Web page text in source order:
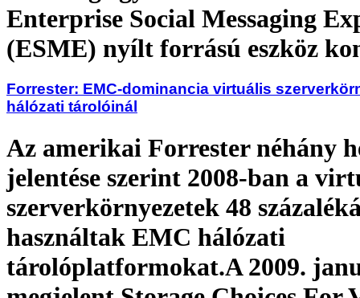
Enterprise Social Messaging
(ESME) nyílt forrású eszköz
Forrester: EMC-dominancia virtuális
hálózati tárolóinál
Az amerikai Forrester néhány
jelentése szerint 2008-ban a
szerverkörnyezetek 48
használtak EMC hálózati
tárolóplatformokat.A 2009.